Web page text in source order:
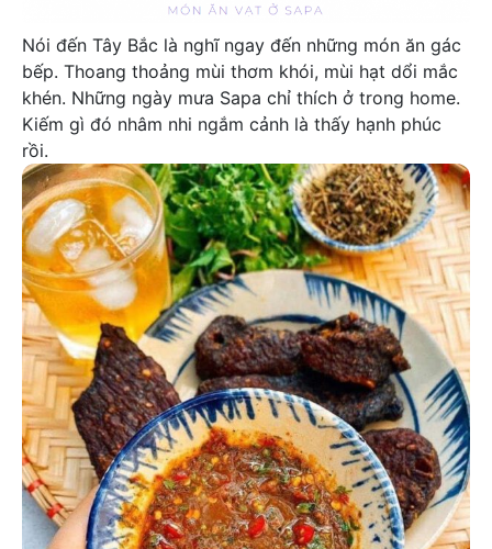
Nói đến Tây Bắc là nghĩ ngay đến những món ăn gác
bếp. Thoang thoảng mùi thơm khói, mùi hạt dổi mắc
khén. Những ngày mưa Sapa chỉ thích ở trong home.
Kiếm gì đó nhâm nhi ngắm cảnh là thấy hạnh phúc
rồi.